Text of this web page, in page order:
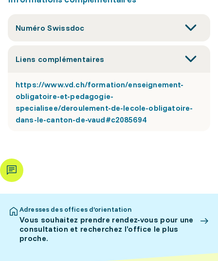
Numéro Swissdoc
Liens complémentaires
https://www.vd.ch/formation/enseignement-
obligatoire-et-pedagogie-
specialisee/deroulement-de-lecole-obligatoire-
dans-le-canton-de-vaud#c2085694
Adresses des offices d’orientation
Vous souhaitez prendre rendez-vous pour une
consultation et recherchez l’office le plus
proche.